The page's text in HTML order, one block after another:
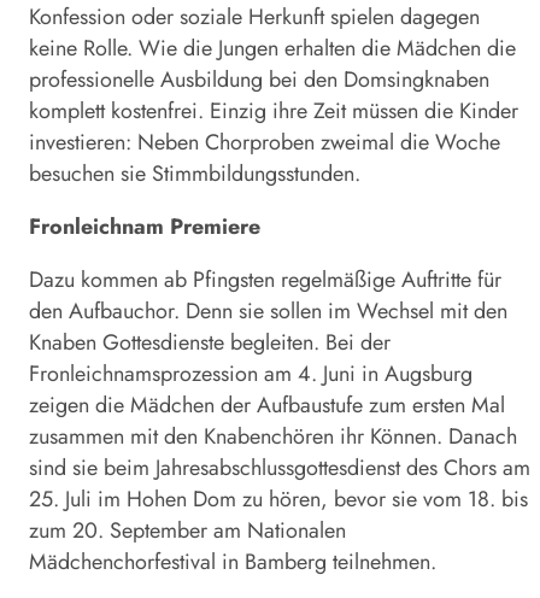
Konfession oder soziale Herkunft spielen dagegen
keine Rolle. Wie die Jungen erhalten die Mädchen die
professionelle Ausbildung bei den Domsingknaben
komplett kostenfrei. Einzig ihre Zeit müssen die Kinder
investieren: Neben Chorproben zweimal die Woche
besuchen sie Stimmbildungsstunden.
Fronleichnam Premiere
Dazu kommen ab Pfingsten regelmäßige Auftritte für
den Aufbauchor. Denn sie sollen im Wechsel mit den
Knaben Gottesdienste begleiten. Bei der
Fronleichnamsprozession am 4. Juni in Augsburg
zeigen die Mädchen der Aufbaustufe zum ersten Mal
zusammen mit den Knabenchören ihr Können. Danach
sind sie beim Jahresabschlussgottesdienst des Chors am
25. Juli im Hohen Dom zu hören, bevor sie vom 18. bis
zum 20. September am Nationalen
Mädchenchorfestival in Bamberg teilnehmen.